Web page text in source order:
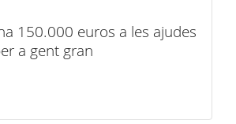
150.000 euros a les ajudes
a gent gran